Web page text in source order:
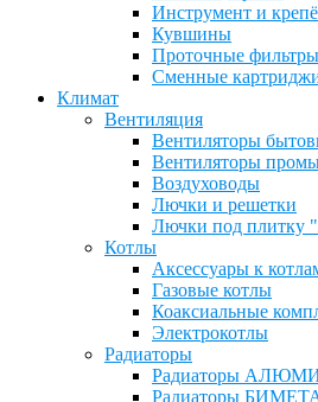
Инструмент и
Кувшины
Проточные фильтры
Сменные
Климат
Вентиляция
Вентиляторы
Вентиляторы
Воздуховоды
Лючки и решетки
Лючки под
Котлы
Аксессуары к
Газовые котлы
Коаксиальные
Электрокотлы
Радиаторы
Радиаторы
Радиаторы